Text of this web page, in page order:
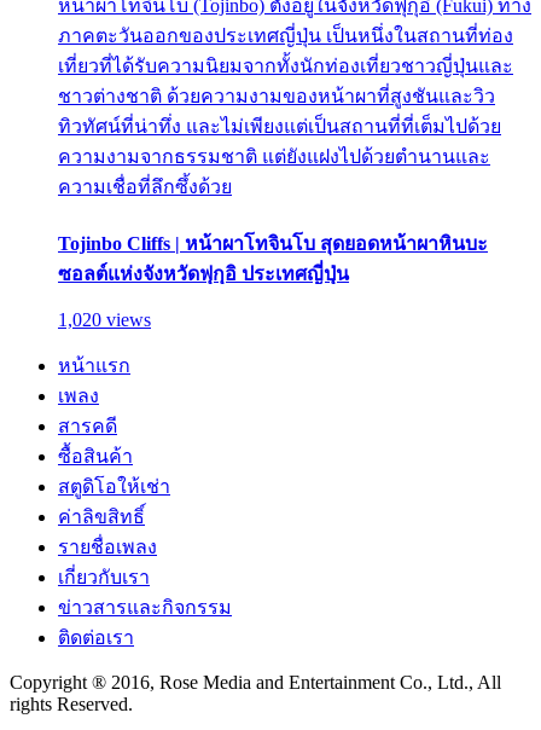
หน้าผาโทจินโบ (Tojinbo) ตั้งอยู่ในจังหวัดฟุกุอิ (Fukui) ทาง
ภาคตะวันออกของประเทศญี่ปุ่น เป็นหนึ่งในสถานที่ท่อง
เที่ยวที่ได้รับความนิยมจากทั้งนักท่องเที่ยวชาวญี่ปุ่นและ
ชาวต่างชาติ ด้วยความงามของหน้าผาที่สูงชันและวิว
ทิวทัศน์ที่น่าทึ่ง และไม่เพียงแต่เป็นสถานที่ที่เต็มไปด้วย
ความงามจากธรรมชาติ แต่ยังแฝงไปด้วยตำนานและ
ความเชื่อที่ลึกซึ้งด้วย
Tojinbo Cliffs | หน้าผาโทจินโบ สุดยอดหน้าผาหินบะ
ซอลต์แห่งจังหวัดฟุกุอิ ประเทศญี่ปุ่น
1,020 views
หน้าแรก
เพลง
สารคดี
ซื้อสินค้า
สตูดิโอให้เช่า
ค่าลิขสิทธิ์
รายชื่อเพลง
เกี่ยวกับเรา
ข่าวสารและกิจกรรม
ติดต่อเรา
Copyright ® 2016, Rose Media and Entertainment Co., Ltd., All
rights Reserved.